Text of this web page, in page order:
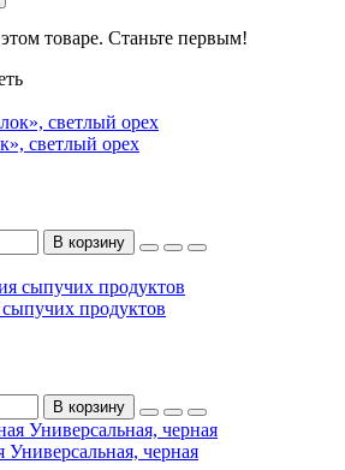
товаре. Станьте первым!
светлый орех
В корзину
продуктов
В корзину
черная